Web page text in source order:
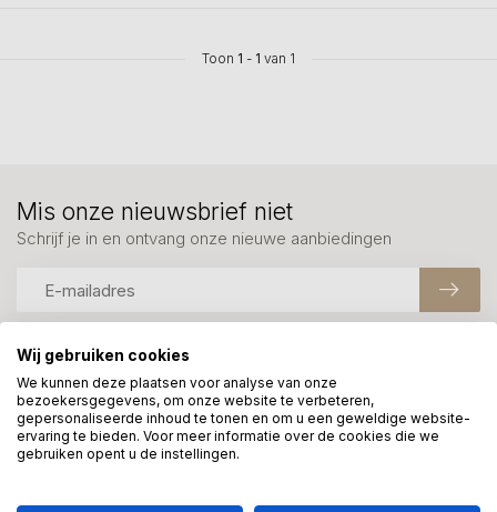
Toon 1 - 1 van 1
Meer informatie?
We helpen graag met uw keuze of geven advies, bel of app
ons 7 dagen per week: 06-23643267
Mis onze nieuwsbrief niet
Schrijf je in en ontvang onze nieuwe aanbiedingen
Wij gebruiken cookies
We kunnen deze plaatsen voor analyse van onze
bezoekersgegevens, om onze website te verbeteren,
gepersonaliseerde inhoud te tonen en om u een geweldige website-
ervaring te bieden. Voor meer informatie over de cookies die we
gebruiken opent u de instellingen.